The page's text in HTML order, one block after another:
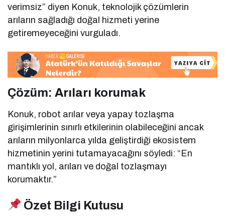
verimsiz” diyen Konuk, teknolojik çözümlerin
arıların sağladığı doğal hizmeti yerine
getiremeyeceğini vurguladı.
Çözüm: Arıları korumak
Konuk, robot arılar veya yapay tozlaşma
girişimlerinin sınırlı etkilerinin olabileceğini ancak
arıların milyonlarca yılda geliştirdiği ekosistem
hizmetinin yerini tutamayacağını söyledi: “En
mantıklı yol, arıları ve doğal tozlaşmayı
korumaktır.”
Özet Bilgi Kutusu